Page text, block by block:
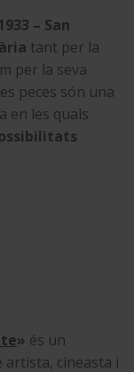
– San
tant per la
per la seva
peces són una
en les quals
» és un
artista, cineasta i